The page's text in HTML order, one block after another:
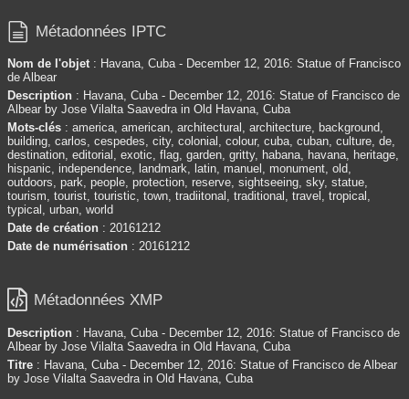
 Métadonnées IPTC
Nom de l'objet : Havana, Cuba - December 12, 2016: Statue of Francisco
de Albear
Description : Havana, Cuba - December 12, 2016: Statue of Francisco de
Albear by Jose Vilalta Saavedra in Old Havana, Cuba
Mots-clés : america, american, architectural, architecture, background,
building, carlos, cespedes, city, colonial, colour, cuba, cuban, culture, de,
destination, editorial, exotic, flag, garden, gritty, habana, havana, heritage,
hispanic, independence, landmark, latin, manuel, monument, old,
outdoors, park, people, protection, reserve, sightseeing, sky, statue,
tourism, tourist, touristic, town, tradiitonal, traditional, travel, tropical,
typical, urban, world
Date de création : 20161212
Date de numérisation : 20161212
 Métadonnées XMP
Description : Havana, Cuba - December 12, 2016: Statue of Francisco de
Albear by Jose Vilalta Saavedra in Old Havana, Cuba
Titre : Havana, Cuba - December 12, 2016: Statue of Francisco de Albear
by Jose Vilalta Saavedra in Old Havana, Cuba